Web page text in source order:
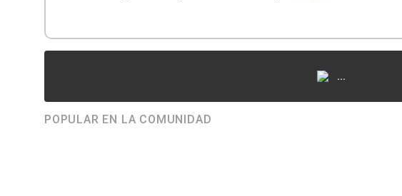
...
POPULAR EN LA COMUNIDAD